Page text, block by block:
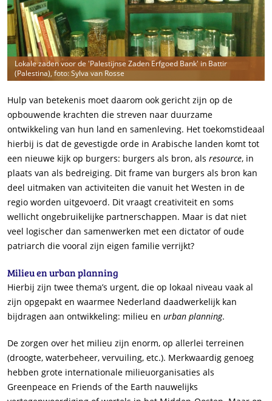
Lokale zaden voor de 'Palestijnse Zaden Erfgoed Bank' in Battir
(Palestina), foto: Sylva van Rosse
Hulp van betekenis moet daarom ook gericht zijn op de
opbouwende krachten die streven naar duurzame
ontwikkeling van hun land en samenleving. Het toekomstideaal
hierbij is dat de gevestigde orde in Arabische landen komt tot
een nieuwe kijk op burgers: burgers als bron, als resource, in
plaats van als bedreiging. Dit frame van burgers als bron kan
deel uitmaken van activiteiten die vanuit het Westen in de
regio worden uitgevoerd. Dit vraagt creativiteit en soms
wellicht ongebruikelijke partnerschappen. Maar is dat niet
veel logischer dan samenwerken met een dictator of oude
patriarch die vooral zijn eigen familie verrijkt?
Milieu en urban planning
Hierbij zijn twee thema’s urgent, die op lokaal niveau vaak al
zijn opgepakt en waarmee Nederland daadwerkelijk kan
bijdragen aan ontwikkeling: milieu en urban planning.
De zorgen over het milieu zijn enorm, op allerlei terreinen
(droogte, waterbeheer, vervuiling, etc.). Merkwaardig genoeg
hebben grote internationale milieuorganisaties als
Greenpeace en Friends of the Earth nauwelijks